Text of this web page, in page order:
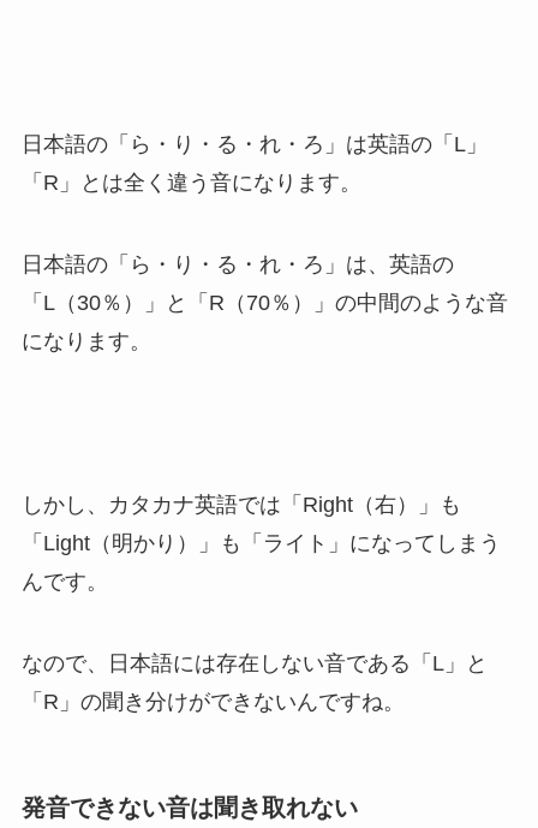
日本語の「ら・り・る・れ・ろ」は英語の「L」
「R」とは全く違う音になります。
日本語の「ら・り・る・れ・ろ」は、英語の
「L（30％）」と「R（70％）」の中間のような音
になります。
しかし、カタカナ英語では「Right（右）」も
「Light（明かり）」も「ライト」になってしまう
んです。
なので、日本語には存在しない音である「L」と
「R」の聞き分けができないんですね。
発音できない音は聞き取れない